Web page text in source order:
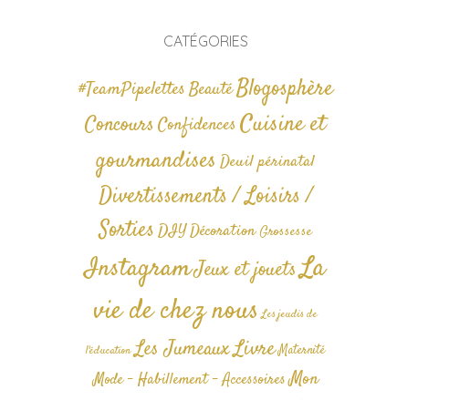
CATÉGORIES
#TeamPipelettesBeautéBlogosphère
ConcoursConfidences Cuisine et
gourmandises Deuil périnatal
Divertissements / Loisirs /
SortiesDIYDécoration Grossesse
InstagramJeux et jouetsLa
vie de chez nous Les jeudis de
l'éducation Les JumeauxLivre Maternité
Mode - Habillement - AccessoiresMon